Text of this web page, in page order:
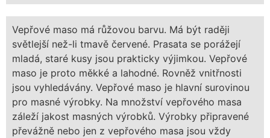
Vepřové maso má růžovou barvu. Má být raději
světlejší než-li tmavě červené. Prasata se porážejí
mladá, staré kusy jsou prakticky výjimkou. Vepřové
maso je proto měkké a lahodné. Rovněž vnitřnosti
jsou vyhledávány. Vepřové maso je hlavní surovinou
pro masné výrobky. Na množství vepřového masa
záleží jakost masných výrobků. Výrobky připravené
převážně nebo jen z vepřového masa jsou vždy